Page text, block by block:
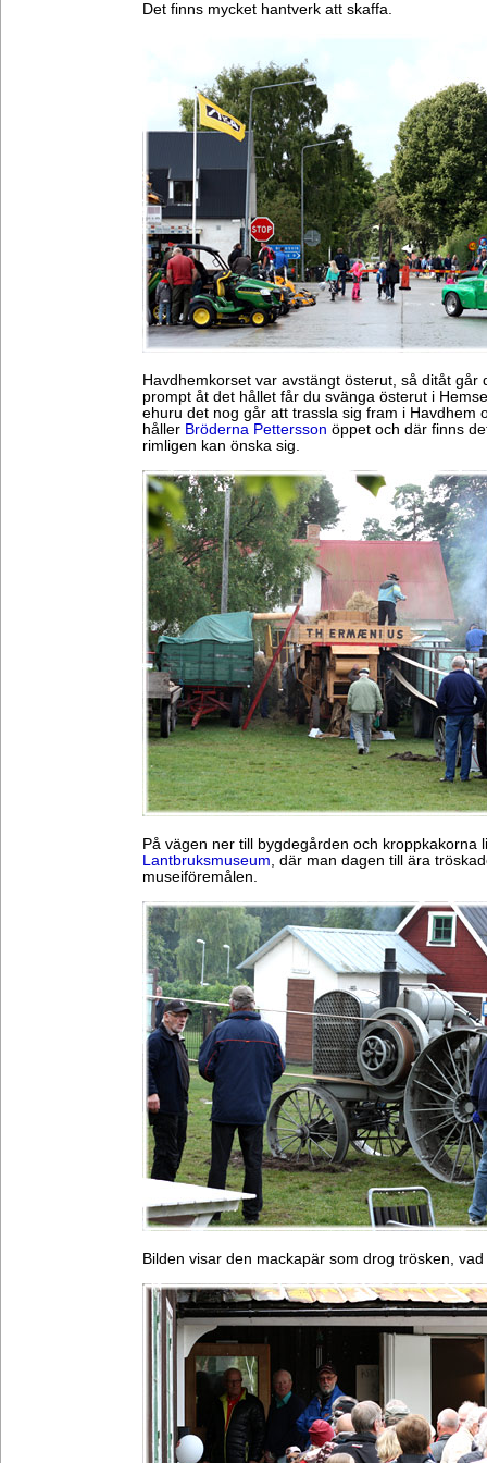
Det finns mycket hantverk att skaffa.
Havdhemkorset var avstängt österut, så ditåt går
prompt åt det hållet får du svänga österut i
ehuru det nog går att trassla sig fram i Havdhem
håller Bröderna Pettersson öppet och där finns
rimligen kan önska sig.
På vägen ner till bygdegården och kroppkakorna
Lantbruksmuseum, där man dagen till ära
museiföremålen.
Bilden visar den mackapär som drog trösken,